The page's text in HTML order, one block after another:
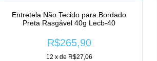
Entretela Não Tecido para Bordado
Preta Rasgável 40g Lecb-40
R$265,90
12 x de R$27,06